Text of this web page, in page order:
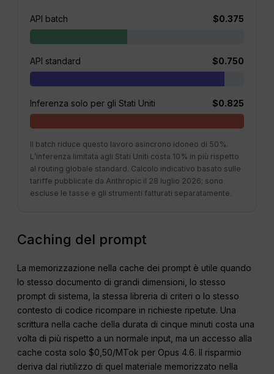
API batch $0.375
API standard $0.750
Inferenza solo per gli Stati Uniti $0.825
Il batch riduce questo lavoro asincrono idoneo di 50%.
L’inferenza limitata agli Stati Uniti costa 10% in più rispetto
al routing globale standard. Calcolo indicativo basato sulle
tariffe pubblicate da Anthropic il 28 luglio 2026; sono
escluse le tasse e gli strumenti fatturati separatamente.
Caching del prompt
La memorizzazione nella cache dei prompt è utile quando
lo stesso documento di grandi dimensioni, lo stesso
prompt di sistema, la stessa libreria di criteri o lo stesso
contesto di codice ricompare in richieste ripetute. Una
scrittura nella cache della durata di cinque minuti costa una
volta di più rispetto a un normale input, ma un accesso alla
cache costa solo $0,50/MTok per Opus 4.6. Il risparmio
deriva dal riutilizzo di quel materiale memorizzato nella